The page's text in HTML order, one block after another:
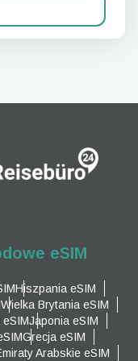
eSIM
Hiszpania eSIM
Wielka Brytania eSIM
Japonia eSIM
Grecja eSIM
Arabskie eSIM